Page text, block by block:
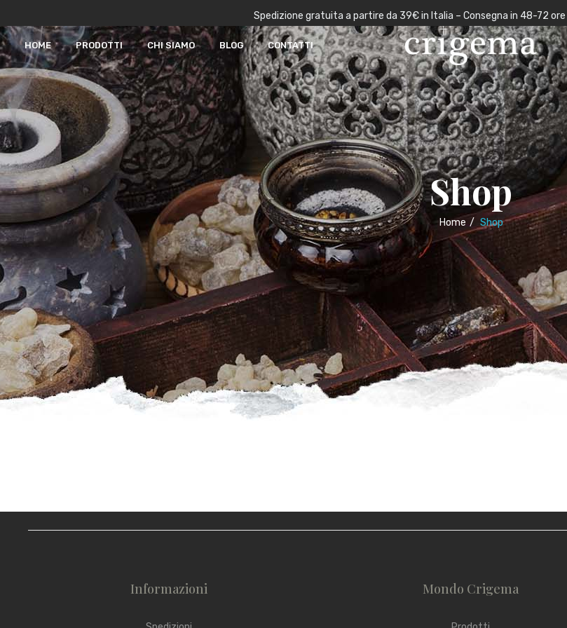
HOME PRODOTTI CHI SIAMO BLOG CONTATTI
Shop
Home / Shop
Informazioni Mondo Crigema
Spedizione gratuita a partire da 39€ in Italia – Consegna in 48-72